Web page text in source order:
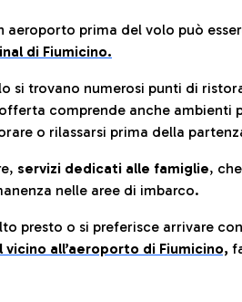
aeroporto prima del volo può
di Fiumicino.
si trovano numerosi punti di
comprende anche ambienti
o rilassarsi prima della
servizi dedicati alle famiglie,
nelle aree di imbarco.
presto o si preferisce arrivare
vicino all’aeroporto di Fiumicino,